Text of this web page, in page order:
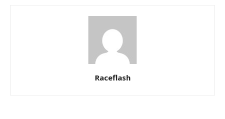
Raceflash